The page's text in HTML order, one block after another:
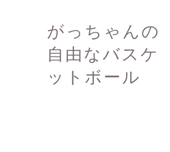
がっちゃんの
自由なバスケ
ットボール